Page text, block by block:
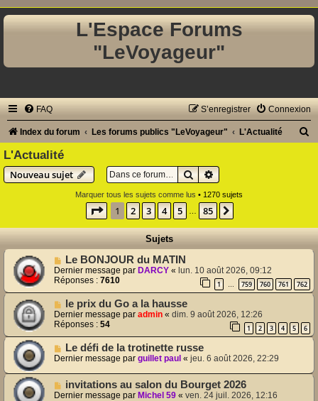
L'Espace Forums
"LeVoyageur"
FAQ Connexion
S’enregistrer
Index du forum Les forums publics "LeVoyageur" L'Actualité
r
L'Actualité
Nouveau sujet
RechercherRecherche avancée
Marquer tous les sujets comme lus • 1270 sujets
Page 1sur85
1 2 3 4 5 85
Sujets
Le BONJOUR du MATIN
Dernier message par DARCY « lun. 10 août 2026, 09:12
Réponses : 7610 1 … 759 760 761 762
le prix du Go a la hausse
Dernier message par admin « dim. 9 août 2026, 12:26
Réponses : 54 1 2 3 4 5 6
Le défi de la trotinette russe
Dernier message par guillet paul « jeu. 6 août 2026, 22:29
invitations au salon du Bourget 2026
Dernier message par Michel 59 « ven. 24 juil. 2026, 12:16